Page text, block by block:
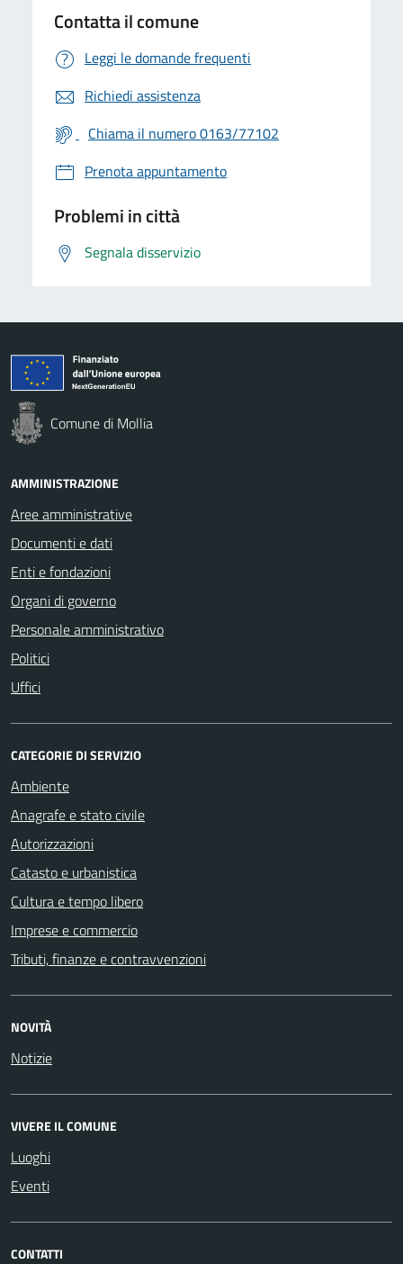
Contatta il comune
Leggi le domande frequenti
Richiedi assistenza
Chiama il numero 0163/77102
Prenota appuntamento
Problemi in città
Segnala disservizio
Comune di Mollia
AMMINISTRAZIONE
Aree amministrative
Documenti e dati
Enti e fondazioni
Organi di governo
Personale amministrativo
Politici
Uffici
CATEGORIE DI SERVIZIO
Ambiente
Anagrafe e stato civile
Autorizzazioni
Catasto e urbanistica
Cultura e tempo libero
Imprese e commercio
Tributi, finanze e contravvenzioni
NOVITÀ
Notizie
VIVERE IL COMUNE
Luoghi
Eventi
CONTATTI